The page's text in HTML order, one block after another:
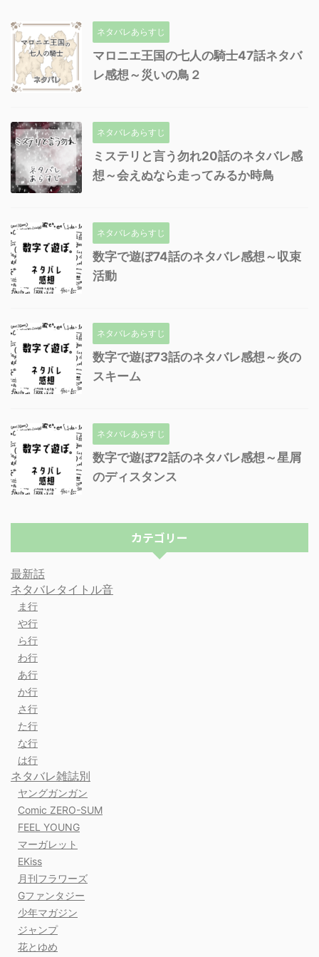
ネタバレあらすじ
マロニエ王国の七人の騎士47話ネタバ
レ感想～災いの鳥２
ネタバレあらすじ
ミステリと言う勿れ20話のネタバレ感
想～会えぬなら走ってみるか時鳥
ネタバレあらすじ
数字で遊ぼ74話のネタバレ感想～収束
活動
ネタバレあらすじ
数字で遊ぼ73話のネタバレ感想～炎の
スキーム
ネタバレあらすじ
数字で遊ぼ72話のネタバレ感想～星屑
のディスタンス
カテゴリー
最新話
ネタバレタイトル音
ま行
や行
ら行
わ行
あ行
か行
さ行
た行
な行
は行
ネタバレ雑誌別
ヤングガンガン
Comic ZERO-SUM
FEEL YOUNG
マーガレット
EKiss
月刊フラワーズ
Gファンタジー
少年マガジン
ジャンプ
花とゆめ